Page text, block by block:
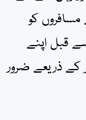
مسافروں کو
قبل اپنے
کے ذریعے ضرور